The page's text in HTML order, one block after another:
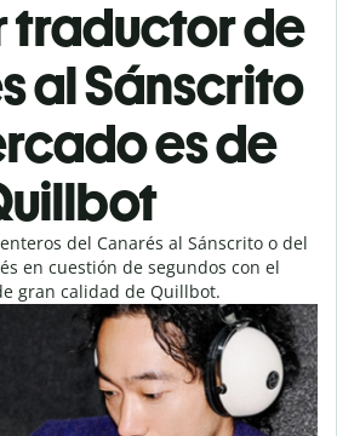
traductor de
al Sánscrito
es de
del Canarés al Sánscrito o del
en cuestión de segundos con el
gran calidad de Quillbot.